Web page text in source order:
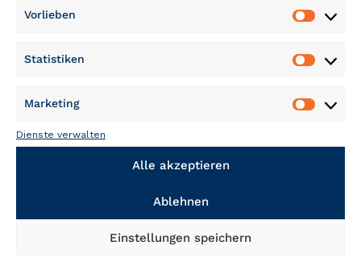
Vorlieben
Statistiken
Marketing
Dienste verwalten
Alle akzeptieren
Ablehnen
Einstellungen speichern
NÜTZLICHES UND RECHTLICHES